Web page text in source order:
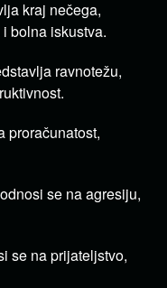
kraj nečega,
bolna iskustva.
ravnotežu,
proračunatost,
se na agresiju,
se na prijateljstvo,